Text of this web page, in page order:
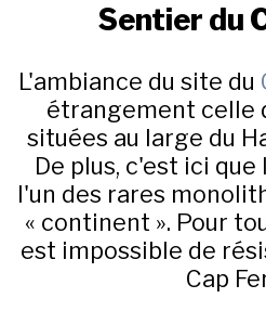
Sentier du
L'ambiance du site du
étrangement celle
situées au large du
De plus, c'est ici
l'un des rares
« continent ». Pour
est impossible de
Cap